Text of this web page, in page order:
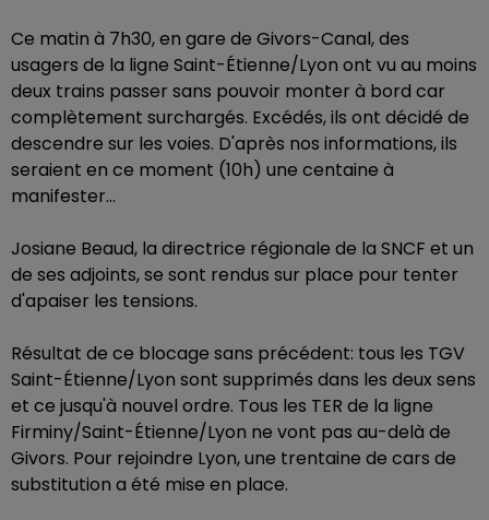
Ce matin à 7h30, en gare de Givors-Canal, des
usagers de la ligne Saint-Étienne/Lyon ont vu au moins
deux trains passer sans pouvoir monter à bord car
complètement surchargés. Excédés, ils ont décidé de
descendre sur les voies. D'après nos informations, ils
seraient en ce moment (10h) une centaine à
manifester...
Josiane Beaud, la directrice régionale de la SNCF et un
de ses adjoints, se sont rendus sur place pour tenter
d'apaiser les tensions.
Résultat de ce blocage sans précédent: tous les TGV
Saint-Étienne/Lyon sont supprimés dans les deux sens
et ce jusqu'à nouvel ordre. Tous les TER de la ligne
Firminy/Saint-Étienne/Lyon ne vont pas au-delà de
Givors. Pour rejoindre Lyon, une trentaine de cars de
substitution a été mise en place.